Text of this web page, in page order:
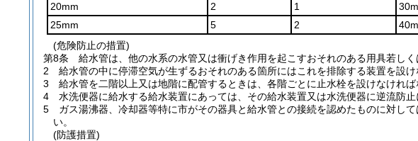
20mm 2 1
25mm
5 2
(危険防止の措置)
第8条
給水管は、他の水系の水管又は衝げき作用を起こすおそれのある用具若しく
2
給水管の中に停滞空気が生ずるおそれのある箇所にはこれを排除する装置を設け
3
給水管を二階以上又は地階に配管するときは、各階ごとに止水栓を設けなければ
4
水洗便器に給水する給水装置にあっては、その給水装置又は水洗便器に逆流防止
5
ガス湯沸器、冷却器等特に市がその器具と給水管との接続を認めたものに対し
い。
(防護措置)